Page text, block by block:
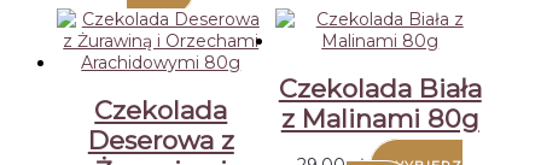
ma
wiele
wariantów.
Opcje
można
wybrać
na
wiele
wariantów.
można
wybrać
na
Czekolada
Deserowa z
Czekolada Biała
z Malinami 80g